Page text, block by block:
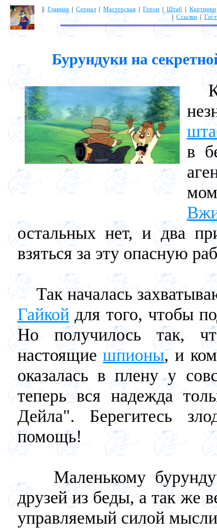
|| Главная | Сериал | Мастерская | Герои | Штаб | Картинки
|Ссылки |
Бурундуки на
в
остальных нет, и два
взяться за эту опасную
Так началась
Гайкойдля того, чтобы
Но получилось так,
настоящиешпионы, и
оказалась в плену у
теперь вся надежда
Дейла". Берегитесь
помощь!
Маленькому
друзей из беды, а так же
управляемый силой